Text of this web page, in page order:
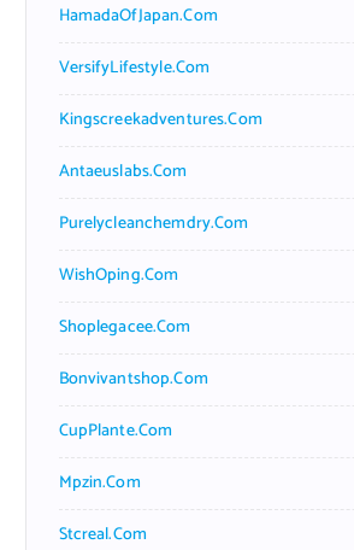
HamadaOfJapan.com
VersifyLifestyle.com
Kingscreekadventures.com
Antaeuslabs.com
Purelycleanchemdry.com
WishOping.com
Shoplegacee.com
Bonvivantshop.com
CupPlante.com
Mpzin.com
Stcreal.com